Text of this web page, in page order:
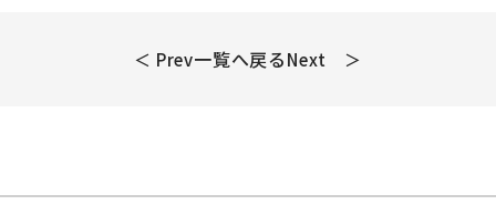
＜ Prev一覧へ戻るNext ＞